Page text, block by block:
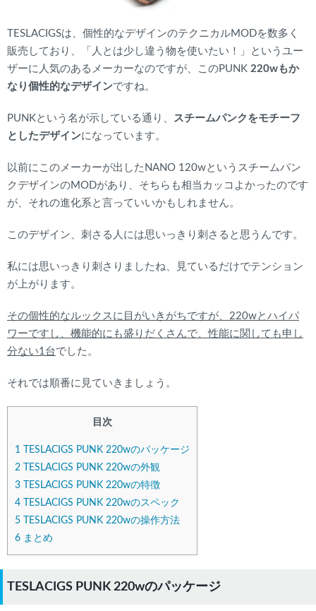
TESLACIGSは、個性的なデザインのテクニカルMODを数多く
販売しており、「人とは少し違う物を使いたい！」というユー
ザーに人気のあるメーカーなのですが、このPUNK 220wもか
なり個性的なデザインですね。
PUNKという名が示している通り、 スチームパンクをモチーフ
としたデザインになっています。
以前にこのメーカーが出したNANO 120wというスチームパン
クデザインのMODがあり、そちらも相当カッコよかったのです
が、それの進化系と言っていいかもしれません。
このデザイン、刺さる人には思いっきり刺さると思うんです。
私には思いっきり刺さりましたね、見ているだけでテンション
が上がります。
その個性的なルックスに目がいきがちですが、220wとハイパ
ワーですし、機能的にも盛りだくさんで、性能に関しても申し
分ない1台でした。
それでは順番に見ていきましょう。
目次
1 TESLACIGS PUNK 220wのパッケージ
2 TESLACIGS PUNK 220wの外観
3 TESLACIGS PUNK 220wの特徴
4 TESLACIGS PUNK 220wのスペック
5 TESLACIGS PUNK 220wの操作方法
6 まとめ
TESLACIGS PUNK 220wのパッケージ